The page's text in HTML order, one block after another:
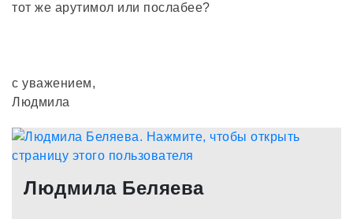
тот же арутимол или послабее?
с уважением,
Людмила
Людмила Беляева